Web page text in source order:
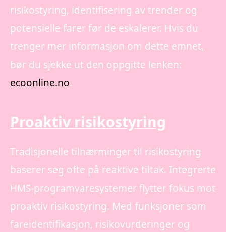
risikostyring, identifisering av trender og
potensielle farer før de eskalerer. Hvis du
trenger mer informasjon om dette emnet,
bør du sjekke ut den oppgitte lenken:
ecoonline.no.
Proaktiv risikostyring
Tradisjonelle tilnærminger til risikostyring
baserer seg ofte på reaktive tiltak. Integrerte
HMS-programvaresystemer flytter fokus mot
proaktiv risikostyring. Med funksjoner som
fareidentifikasjon, risikovurderinger og